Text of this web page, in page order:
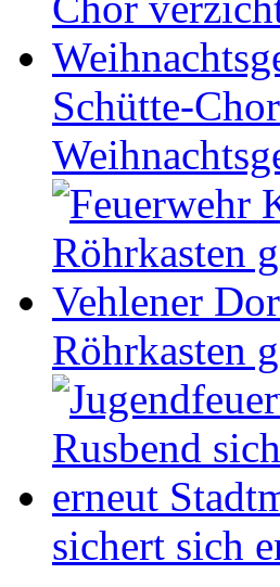
Schütte-
Röhrkasten
sichert sich